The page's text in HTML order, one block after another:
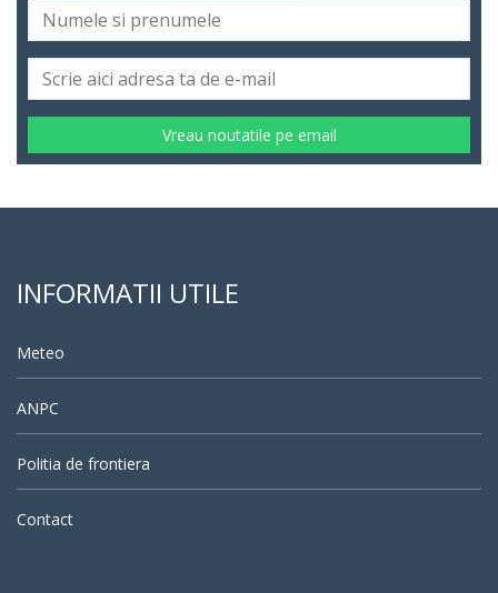
Vreau noutatile pe email
INFORMATII UTILE
Meteo
ANPC
Politia de frontiera
Contact